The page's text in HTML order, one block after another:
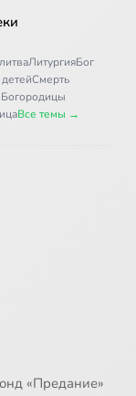
ЛитургияБог
Смерть
Все темы →
«Предание»